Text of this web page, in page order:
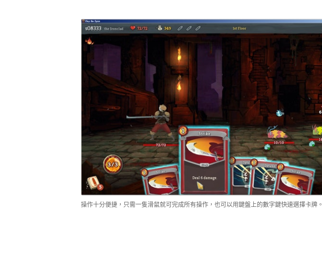
操作十分便捷，只需一隻滑鼠就可完成所有操作，也可以用鍵盤上的數字鍵快速選擇卡牌。